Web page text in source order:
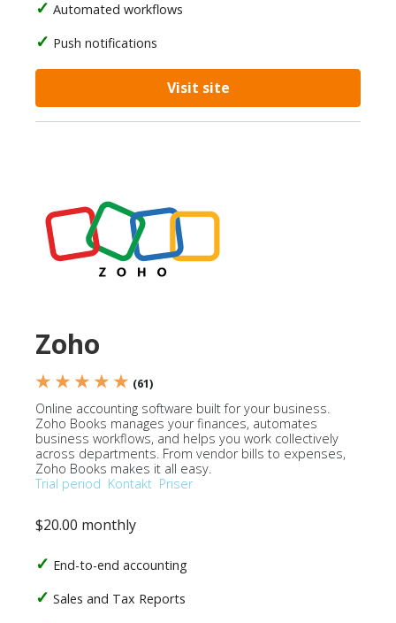
Automated workflows
Push notifications
Visit site
Zoho
★ ★ ★ ★ ★ (61)
Online accounting software built for your business.
Zoho Books manages your finances, automates
business workflows, and helps you work collectively
across departments. From vendor bills to expenses,
Zoho Books makes it all easy.
Trial period Kontakt Priser
$20.00 monthly
End-to-end accounting
Sales and Tax Reports